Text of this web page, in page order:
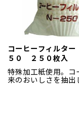
コーヒーフィルタ
５０ ２５０枚入
特殊加工紙使用。コ
来のおいしさを抽出